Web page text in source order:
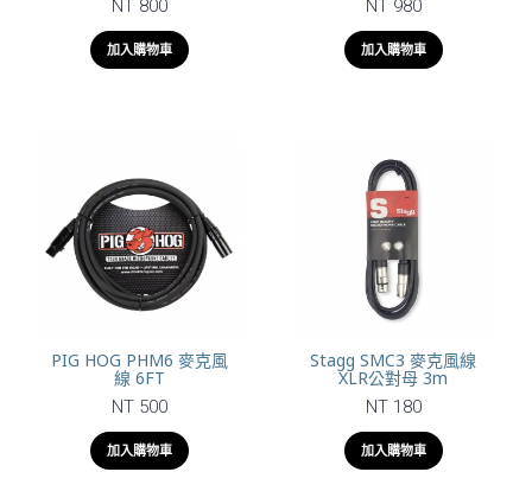
NT 800
加入購物車
NT 980
加入購物車
PIG HOG PHM6 麥克風
線 6FT
NT 500
加入購物車
Stagg SMC3 麥克風線
XLR公對母 3m
NT 180
加入購物車